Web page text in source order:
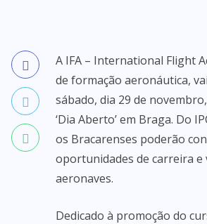
A IFA – International Flight
de formação aeronáutica,
sábado, dia 29 de
‘Dia Aberto’ em Braga. Do
os Bracarenses poderão
oportunidades de carreira e
aeronaves.
Dedicado à promoção do